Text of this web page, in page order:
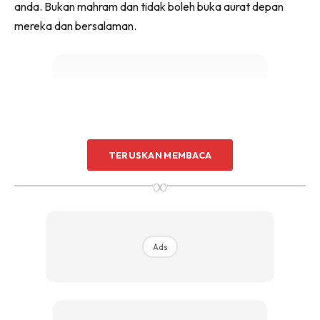
anda. Bukan mahram dan tidak boleh buka aurat depan
mereka dan bersalaman.
Ads
Ketiga, dengan sepupu berlainan jantina. Selalunya alasan
TERUSKAN MEMBACA
∞
Ads